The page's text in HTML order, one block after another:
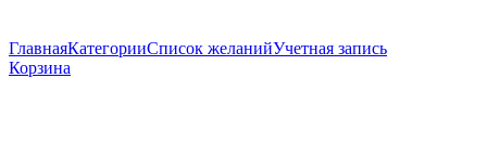
ГлавнаяКатегорииСписок желанийУчетная запись
Корзина